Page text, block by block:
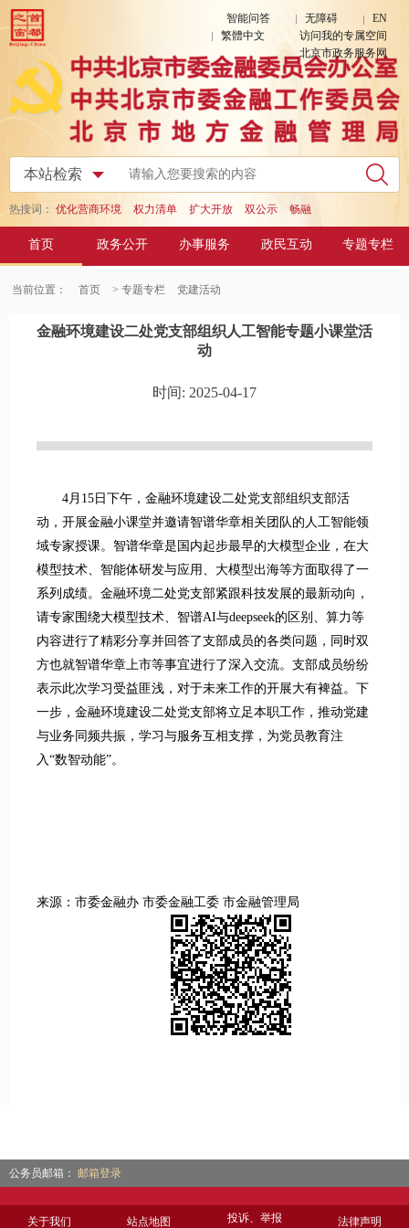
智能问答 无障碍
EN
繁體中文
访问我的专属空间
北京市政务服务网
热搜词： 优化营商环境 权力清单 扩大开放 双公示 畅融
首页 政务公开 办事服务 政民互动 专题专栏
当前位置： 首页 > 专题专栏 党建活动
金融环境建设二处党支部组织人工智能专题小课堂活
动
时间: 2025-04-17
4月15日下午，金融环境建设二处党支部组织支部活
动，开展金融小课堂并邀请智谱华章相关团队的人工智能领
域专家授课。智谱华章是国内起步最早的大模型企业，在大
模型技术、智能体研发与应用、大模型出海等方面取得了一
系列成绩。金融环境二处党支部紧跟科技发展的最新动向，
请专家围绕大模型技术、智谱AI与deepseek的区别、算力等
内容进行了精彩分享并回答了支部成员的各类问题，同时双
方也就智谱华章上市等事宜进行了深入交流。支部成员纷纷
表示此次学习受益匪浅，对于未来工作的开展大有裨益。下
一步，金融环境建设二处党支部将立足本职工作，推动党建
与业务同频共振，学习与服务互相支撑，为党员教育注
入“数智动能”。
来源：市委金融办 市委金融工委 市金融管理局
公务员邮箱： 邮箱登录
关于我们 站点地图 投诉、举报 法律声明